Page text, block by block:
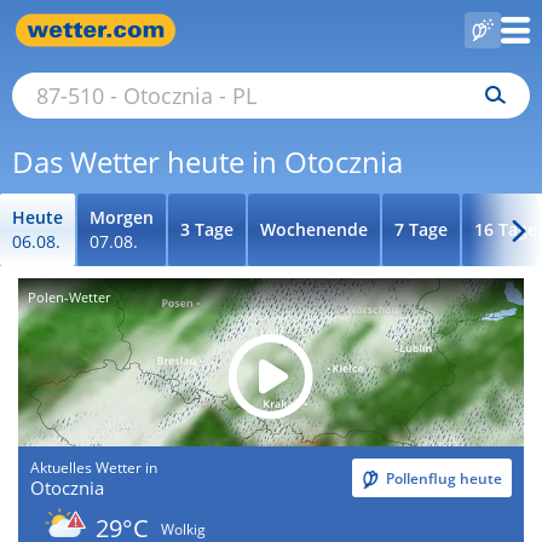
Das Wetter heute in Otocznia
Heute
06.08.
Morgen
07.08.
3 Tage Wochenende 7 Tage 16 Tage
Polen-Wetter
Aktuelles Wetter in
Otocznia Pollenflug heute
29°C
Wolkig